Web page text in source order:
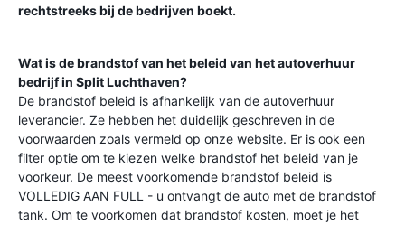
rechtstreeks bij de bedrijven boekt.
Wat is de brandstof van het beleid van het autoverhuur
bedrijf in Split Luchthaven?
De brandstof beleid is afhankelijk van de autoverhuur
leverancier. Ze hebben het duidelijk geschreven in de
voorwaarden zoals vermeld op onze website. Er is ook een
filter optie om te kiezen welke brandstof het beleid van je
voorkeur. De meest voorkomende brandstof beleid is
VOLLEDIG AAN FULL - u ontvangt de auto met de brandstof
tank. Om te voorkomen dat brandstof kosten, moet je het